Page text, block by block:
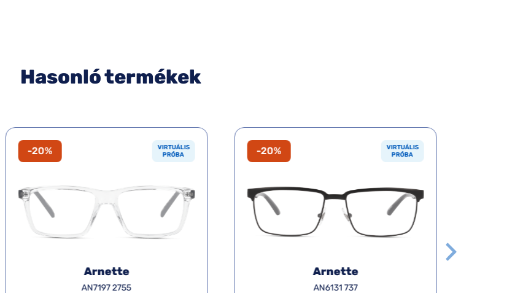
Hasonló termékek
-20%
VIRTUÁLIS
PRÓBA
Arnette
AN7197 2755
-20%
VIRTUÁLIS
PRÓBA
Arnette
AN6131 737